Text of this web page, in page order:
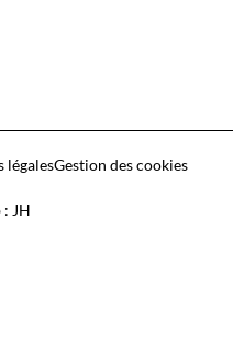
légalesGestion des cookies
: JH